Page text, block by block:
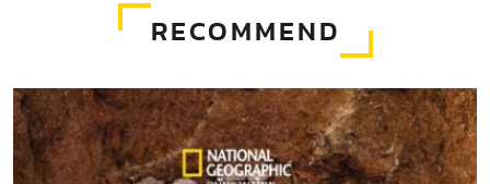
RECOMMEND